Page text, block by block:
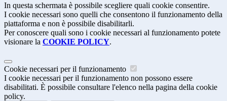
In questa schermata è possibile scegliere quali cookie consentire.
I cookie necessari sono quelli che consentono il funzionamento della
piattaforma e non è possibile disabilitarli.
Per conoscere quali sono i cookie necessari al funzionamento potete
visionare la COOKIE POLICY.
Cookie necessari per il funzionamento
I cookie necessari per il funzionamento non possono essere
disabilitati. È possibile consultare l'elenco nella pagina della cookie
policy.